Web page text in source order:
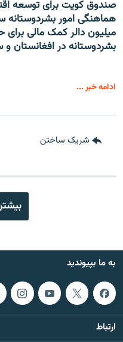
صندوق کویت برای توسعه
میلیون دالر کمک مالی برای
بشردوستانه در افغانستان
ادامه خبر ...
شریک ساختن
به ما بپیوندید
ارتباط